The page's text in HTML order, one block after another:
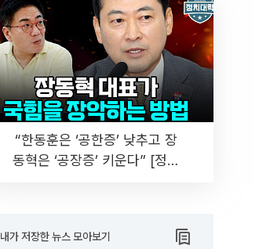
“한동훈은 ‘공한증’ 낮추고 장
동혁은 ‘공장증’ 키운다” [정치
내가 저장한 뉴스 모아보기